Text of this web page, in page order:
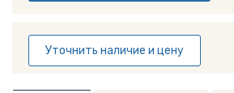
Уточнить наличие и цену